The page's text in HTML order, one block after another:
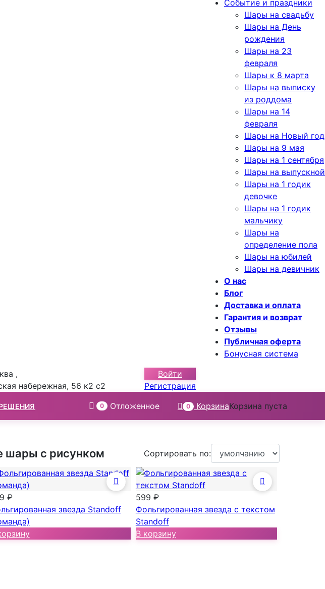
Войти
Регистрация
Событие и праздники
Шары на свадьбу
Шары на День
рождения
Шары на 23
февраля
Шары к 8 марта
Шары на выписку
из роддома
Шары на 14
февраля
Шары на Новый год
Шары на 9 мая
Шары на 1 сентября
Шары на выпускной
Шары на 1 годик
девочке
Шары на 1 годик
мальчику
Шары на
определение пола
Шары на юбилей
Шары на девичник
О нас
Блог
Доставка и оплата
Гарантия и возврат
Отзывы
Публичная оферта
Бонусная система
,
набережная, 56 к2 с2
0 Отложенное 0 КорзинаКорзина пуста
шары с рисунком Сортировать по:
₽
звезда Standoff
599 ₽
Фольгированная звезда с текстом
Standoff
В корзину